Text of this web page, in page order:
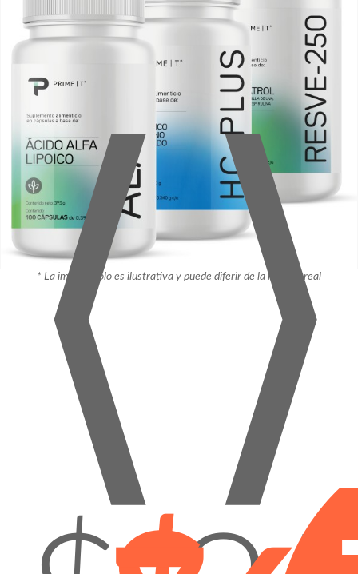
* La imagen solo es ilustrativa y puede diferir de la imagen real
⟨⟩